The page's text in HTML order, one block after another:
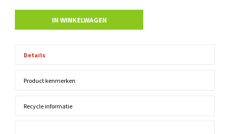
IN WINKELWAGEN
Details
Product kenmerken
Recycle informatie